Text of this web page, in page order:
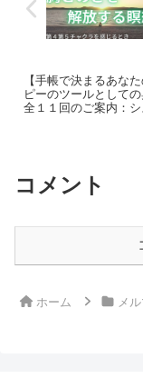
【手帳で決まるあな
ピーのツールとして
全１１回のご案内：シ
コメント
ホーム メ